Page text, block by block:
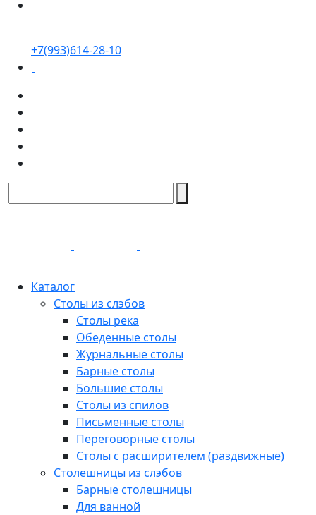
+7(993)614-28-10
Каталог
Столы из слэбов
Столы река
Обеденные столы
Журнальные столы
Барные столы
Большие столы
Столы из спилов
Письменные столы
Переговорные столы
Столы с расширителем (раздвижные)
Столешницы из слэбов
Барные столешницы
Для ванной